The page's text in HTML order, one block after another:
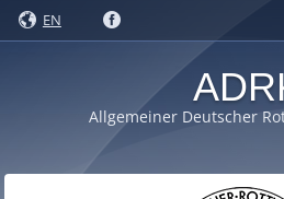
EN
Allgemeiner Deutscher